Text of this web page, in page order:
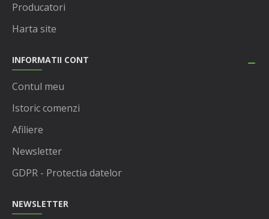
Producatori
Harta site
INFORMATII CONT
Contul meu
Istoric comenzi
Afiliere
Newsletter
GDPR - Protectia datelor
NEWSLETTER